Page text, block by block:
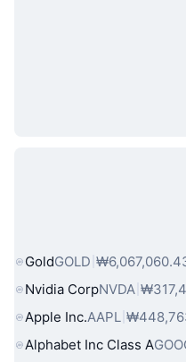
GoldGOLD
Nvidia CorpNVDA
Apple Inc.AAPL
Alphabet Inc Class A